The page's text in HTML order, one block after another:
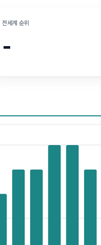
전세계 순위
-